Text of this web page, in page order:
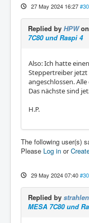
27 May 2024 16:27
Replied by HPW
7C80 und Raspi 4
Also: Ich hatte
Steppertreiber jetzt
angeschlossen.
Das nächste sind
H.P.
The following user(s)
Please Log in or
29 May 2024 07:40
Replied by
MESA 7C80 und